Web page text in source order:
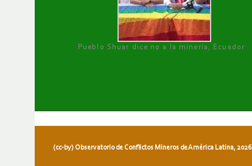
Pueblo Shuar dice no a la minería, Ecuador
(cc-by) Observatorio de Conflictos Mineros de América Latina, 2026